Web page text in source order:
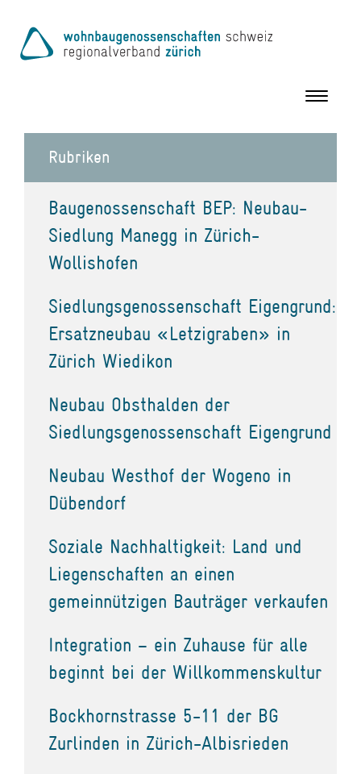
Toggle
Rubriken
Baugenossenschaft BEP: Neubau-
Siedlung Manegg in Zürich-
Wollishofen
Siedlungsgenossenschaft Eigengrund:
Ersatzneubau «Letzigraben» in
Zürich Wiedikon
Neubau Obsthalden der
Siedlungsgenossenschaft Eigengrund
Neubau Westhof der Wogeno in
Dübendorf
Soziale Nachhaltigkeit: Land und
Liegenschaften an einen
gemeinnützigen Bauträger verkaufen
Integration – ein Zuhause für alle
beginnt bei der Willkommenskultur
Bockhornstrasse 5-11 der BG
Zurlinden in Zürich-Albisrieden